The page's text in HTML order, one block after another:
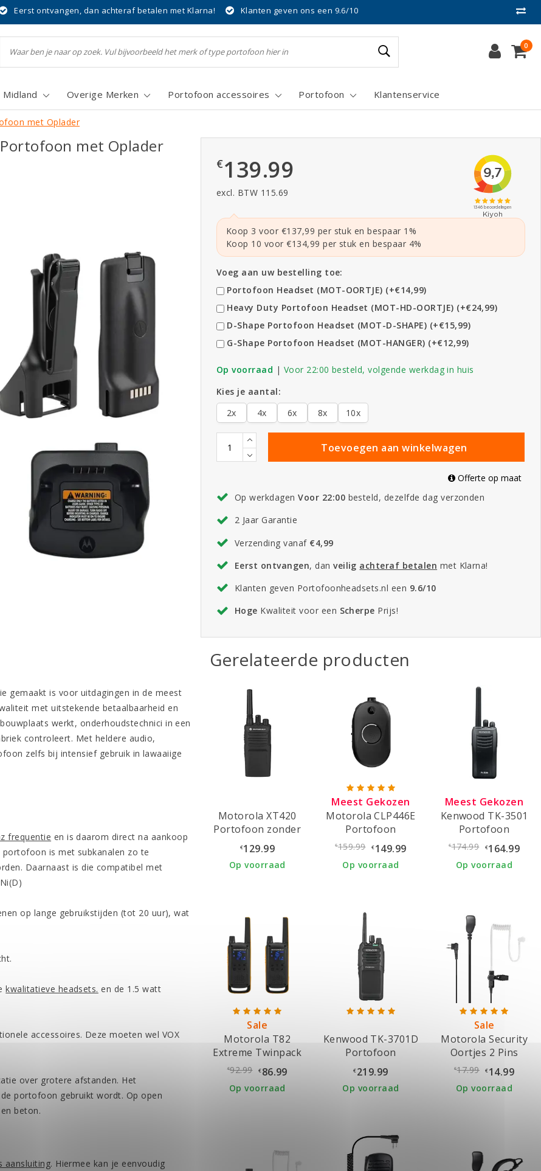
Eerst ontvangen, dan achteraf betalen met Klarna! Klanten geven ons een 9.6/10
0
Midland Overige Merken Portofoon accessoires Portofoon Klantenservice
met Oplader
met Oplader
€139.99
excl. BTW 115.69
Koop 3 voor €137,99 per stuk en bespaar 1%
Koop 10 voor €134,99 per stuk en bespaar 4%
Voeg aan uw bestelling toe:
Portofoon Headset (MOT-OORTJE) (+€14,99)
Heavy Duty Portofoon Headset (MOT-HD-OORTJE) (+€24,99)
D-Shape Portofoon Headset (MOT-D-SHAPE) (+€15,99)
G-Shape Portofoon Headset (MOT-HANGER) (+€12,99)
Op voorraad | Voor 22:00 besteld, volgende werkdag in huis
Kies je aantal:
2x
4x 6x 8x 10x
Toevoegen aan winkelwagen
Offerte op maat
Op werkdagenVoor 22:00 besteld, dezelfde dag verzonden
2 Jaar Garantie
Verzending vanaf €4,99
Eerst ontvangen, danveilig achteraf betalen met Klarna!
Klanten geven Portofoonheadsets.nl een 9.6/10
Hoge Kwaliteit voor een Scherpe Prijs!
gemaakt is voor uitdagingen in de meest
met uitstekende betaalbaarheid en
werkt, onderhoudstechnici in een
controleert. Met heldere audio,
zelfs bij intensief gebruik in lawaaiige
frequentie en is daarom direct na aankoop
is met subkanalen zo te
Daarnaast is die compatibel met
op lange gebruikstijden (tot 20 uur), wat
kwalitatieve headsets. en de 1.5 watt
accessoires. Deze moeten wel VOX
over grotere afstanden. Het
portofoon gebruikt wordt. Op open
beton.
aansluiting. Hiermee kan je eenvoudig
Gerelateerde producten
Motorola XT420
Portofoon zonder
oplader
€129.99
Op voorraad
Meest Gekozen
Motorola CLP446E
Portofoon
€159.99 €149.99
Op voorraad
Meest Gekozen
Kenwood TK-3501
Portofoon
€174.99 €164.99
Op voorraad
Sale
Motorola T82
Extreme Twinpack
€92.99 €86.99
Op voorraad
Kenwood TK-3701D
Portofoon
€219.99
Op voorraad
Sale
Motorola Security
Oortjes 2 Pins
Stekker
€17.99 €14.99
Op voorraad